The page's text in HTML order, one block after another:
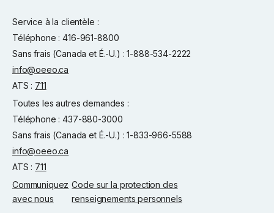
Service à la clientèle :
Téléphone : 416-961-8800
Sans frais (Canada et É.-U.) : 1-888-534-2222
info@oeeo.ca
ATS : 711
Toutes les autres demandes :
Téléphone : 437-880-3000
Sans frais (Canada et É.-U.) : 1-833-966-5588
info@oeeo.ca
ATS : 711
Communiquez
avec nous
Code sur la protection des
renseignements personnels